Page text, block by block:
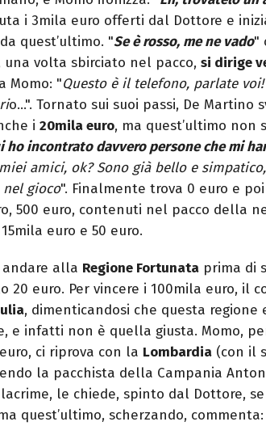
i 3mila euro offerti dal Dottore e
quest’ultimo. "Se è rosso, me ne vado"
una volta sbirciato nel pacco, si dirige
Momo: "Questo è il telefono, parlate
o…". Tornato sui suoi passi, De Martino
i 20mila euro, ma quest’ultimo non
ho incontrato davvero persone che mi
amici, ok? Sono già bello e
gioco". Finalmente trova 0 euro e
500 euro, contenuti nel pacco della
euro e 50 euro.
andare alla Regione Fortunata prima di
20 euro. Per vincere i 100mila euro, il
, dimenticandosi che questa regione
e infatti non è quella giusta. Momo,
ci riprova con la Lombardia (con il
la pacchista della Campania
le chiede, spinto dal Dottore,
quest’ultimo, scherzando,